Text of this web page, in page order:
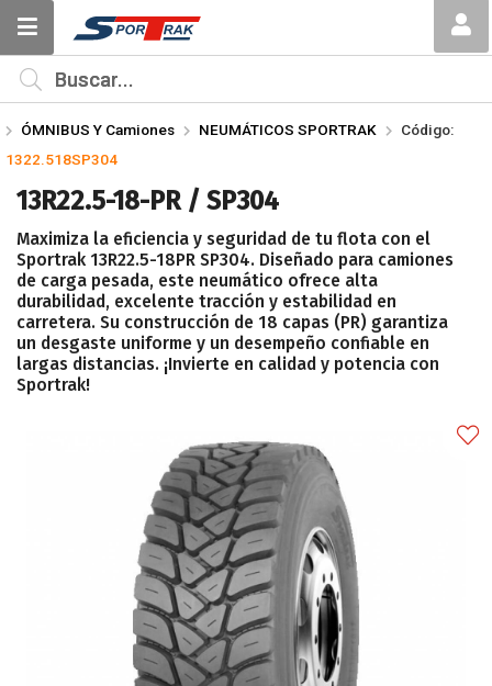
Compartir por email
Enviar
MI COMPRA
ÓMNIBUS Y Camiones NEUMÁTICOS SPORTRAK
Código:
1322.518SP304
13R22.5-18-PR / SP304
Maximiza la eficiencia y seguridad de tu flota con el
Sportrak 13R22.5-18PR SP304. Diseñado para camiones
de carga pesada, este neumático ofrece alta
durabilidad, excelente tracción y estabilidad en
carretera. Su construcción de 18 capas (PR) garantiza
un desgaste uniforme y un desempeño confiable en
largas distancias. ¡Invierte en calidad y potencia con
Sportrak!